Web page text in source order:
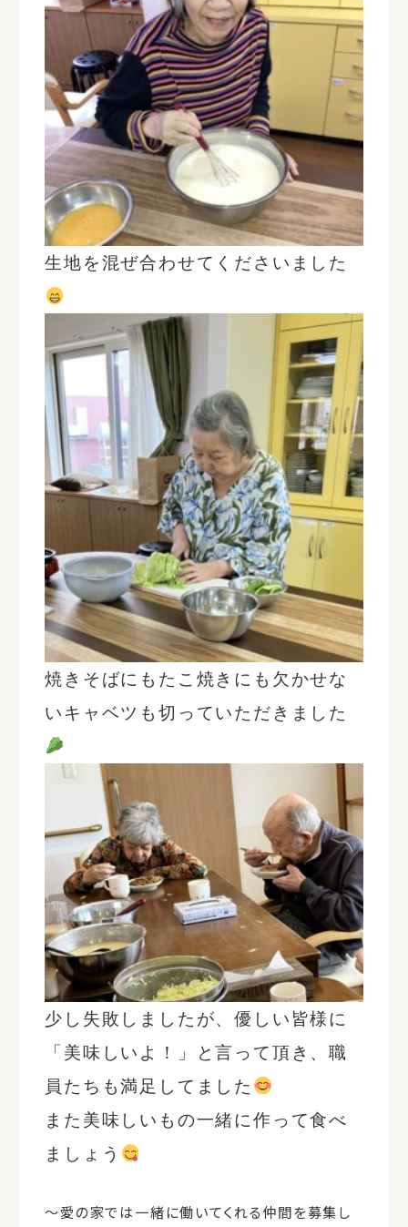
生地を混ぜ合わせてくださいました
焼きそばにもたこ焼きにも欠かせな
いキャベツも切っていただきました
少し失敗しましたが、優しい皆様に
「美味しいよ！」と言って頂き、職
員たちも満足してました
また美味しいもの一緒に作って食べ
ましょう
～愛の家では一緒に働いてくれる仲間を募集し